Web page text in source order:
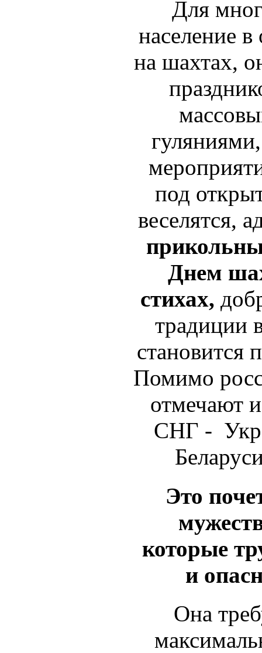
Для
население
на шахтах,
под
веселятся,
Днем
стихах,
традиции
становится
Помимо
отмечают
СНГ -
Это
которые
и
Она